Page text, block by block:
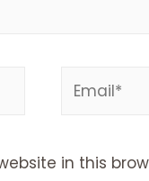
in this